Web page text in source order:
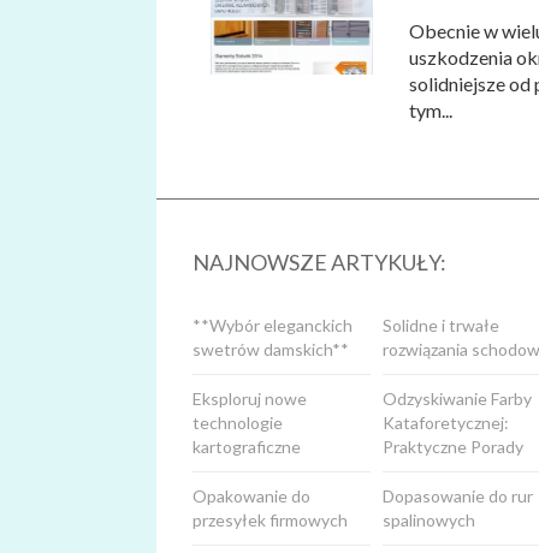
Obecnie w
uszkodzenia
solidniejsze od
tym...
NAJNOWSZE ARTYKUŁY:
Solidne i trwałe
rozwiązania
**Wybór eleganckich
swetrów damskich**
Odzyskiwanie Farby
Kataforetycznej:
Praktyczne Porady
Eksploruj nowe
technologie
kartograficzne
Dopasowanie do rur
spalinowych
Opakowanie do
przesyłek firmowych